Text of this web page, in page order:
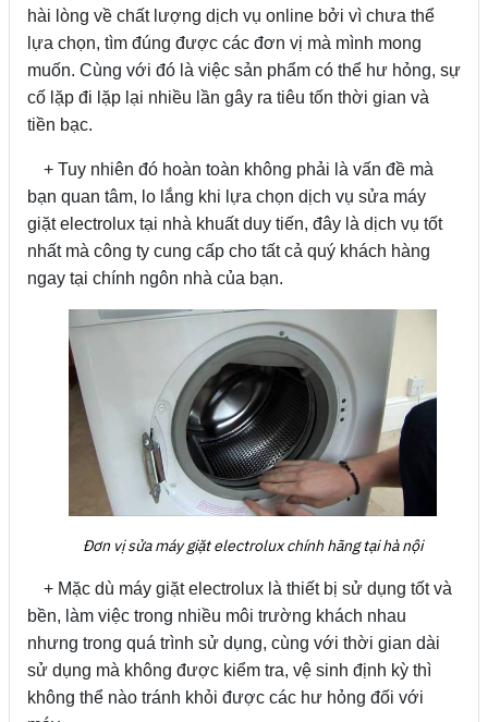
hài lòng về chất lượng dịch vụ online bởi vì chưa thể
lựa chọn, tìm đúng được các đơn vị mà mình mong
muốn. Cùng với đó là việc sản phẩm có thể hư hỏng, sự
cố lặp đi lặp lại nhiều lần gây ra tiêu tốn thời gian và
tiền bạc.
+ Tuy nhiên đó hoàn toàn không phải là vấn đề mà
bạn quan tâm, lo lắng khi lựa chọn dịch vụ sửa máy
giặt electrolux tại nhà khuất duy tiến, đây là dịch vụ tốt
nhất mà công ty cung cấp cho tất cả quý khách hàng
ngay tại chính ngôn nhà của bạn.
Đơn vị sửa máy giặt electrolux chính hãng tại hà nội
+ Mặc dù máy giặt electrolux là thiết bị sử dụng tốt và
bền, làm việc trong nhiều môi trường khách nhau
nhưng trong quá trình sử dụng, cùng với thời gian dài
sử dụng mà không được kiểm tra, vệ sinh định kỳ thì
không thể nào tránh khỏi được các hư hỏng đối với